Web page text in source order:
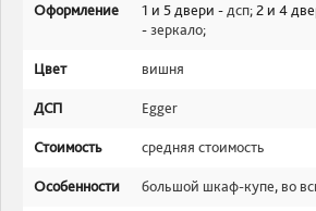
Оформление 1 и 5 двери -дсп; 2 и 4
-зеркало;
Цвет вишня
ДСП Egger
Стоимость средняя стоимость
Особенности большой шкаф-купе, во